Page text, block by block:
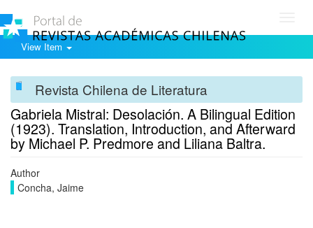
View Item
Revista Chilena de Literatura
Gabriela Mistral: Desolación. A Bilingual Edition
(1923). Translation, Introduction, and Afterward
by Michael P. Predmore and Liliana Baltra.
Author
Concha, Jaime